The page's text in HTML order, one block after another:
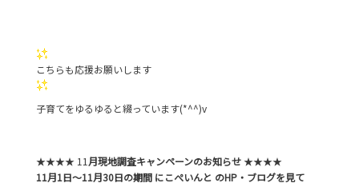
こちらも応援お願いします
子育てをゆるゆると綴っています(*^^)v
★★★★ 11月現地調査キャンペーンのお知らせ★★★★
11月1日～11月30日の期間 にこぺいんと のHP・ブログを見て